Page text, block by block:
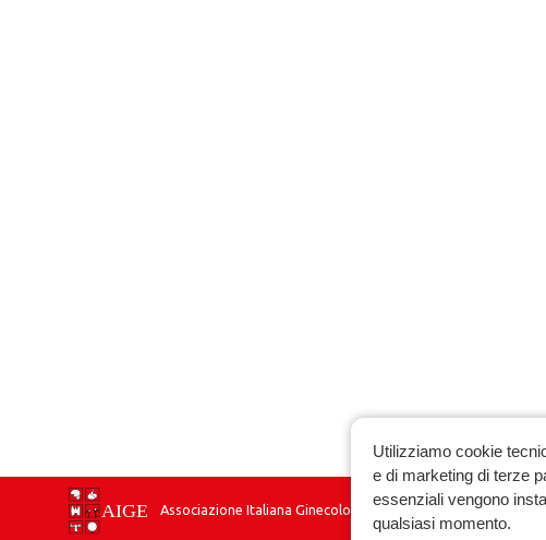
Associazione Italiana Ginecologia Endocrinologica
Utilizziamo cookie
e di marketing di terze
essenziali vengono
qualsiasi momento.